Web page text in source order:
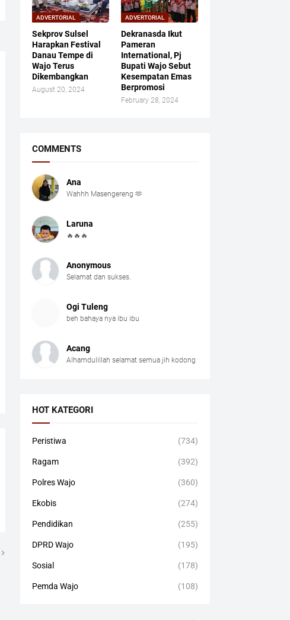
ADVERTORIAL
Sekprov Sulsel
Harapkan Festival
Danau Tempe di
Wajo Terus
Dikembangkan
August 20, 2024
ADVERTORIAL
Dekranasda Ikut
Pameran
International, Pj
Bupati Wajo Sebut
Kesempatan Emas
Berpromosi
February 28, 2024
COMMENTS
Ana
Wahhh Masengereng 🫶
Laruna
🔥🔥🔥
Anonymous
Selamat dan sukses.
Ogi Tuleng
beh bahaya nya ibu ibu
Acang
Alhamdulillah selamat semua jih kodong
HOT KATEGORI
Peristiwa (734)
Ragam (392)
Polres Wajo (360)
Ekobis (274)
Pendidikan (255)
DPRD Wajo (195)
Sosial (178)
Pemda Wajo (108)